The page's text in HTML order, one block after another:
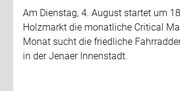
Am Dienstag, 4. August startet um
Holzmarkt die monatliche Critical
Monat sucht die friedliche
in der Jenaer Innenstadt.